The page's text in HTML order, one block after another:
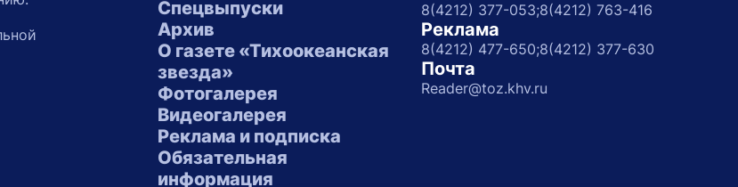
Спецвыпуски
Архив
О газете «Тихоокеанская
звезда»
Фотогалерея
Видеогалерея
Реклама и подписка
Обязательная
информация
8(4212) 377-053;8(4212) 763-416
Реклама
8(4212) 477-650;8(4212) 377-630
Почта
Reader@toz.khv.ru